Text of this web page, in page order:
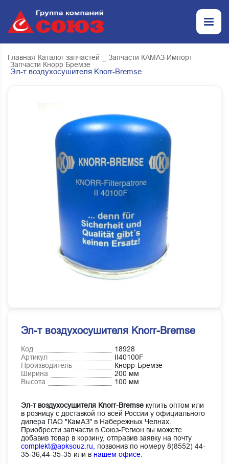
Главная Каталог запчастей
_ Запчасти КАМАЗ Импорт
Запчасти Кнорр Бремзе
Эл-т воздухосушителя Knorr-Bremse
Эл-т воздухосушителя Knorr-Bremse
Код
18928
Артикул
II40100F
Производитель
Кнорр-Бремзе
Ширина
200 мм
Высота
100 мм
Эл-т воздухосушителя Knorr-Bremse купить оптом или
в розницу с доставкой по всей России у официального
дилера ПАО "КамАЗ" в Набережных Челнах.
Приобрести запчасти в Союз-Регион вы можете
добавив товар в корзину, отправив заявку на почту
complekt@apksouz.ru,
позвонив по номеру 8(8552) 44-
35-36,44-35-35 или в нашем офисе